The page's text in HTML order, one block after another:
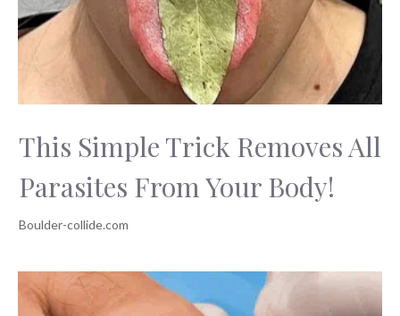
This Simple Trick Removes All
Parasites From Your Body!